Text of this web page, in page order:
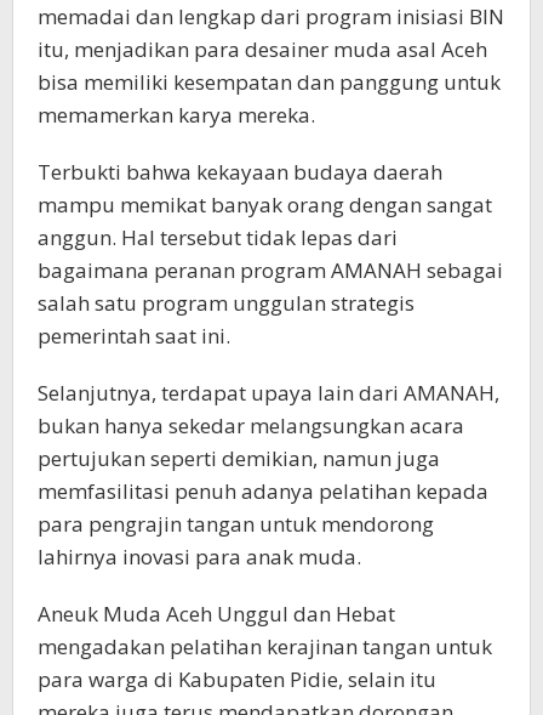
memadai dan lengkap dari program inisiasi BIN
itu, menjadikan para desainer muda asal Aceh
bisa memiliki kesempatan dan panggung untuk
memamerkan karya mereka.
Terbukti bahwa kekayaan budaya daerah
mampu memikat banyak orang dengan sangat
anggun. Hal tersebut tidak lepas dari
bagaimana peranan program AMANAH sebagai
salah satu program unggulan strategis
pemerintah saat ini.
Selanjutnya, terdapat upaya lain dari AMANAH,
bukan hanya sekedar melangsungkan acara
pertujukan seperti demikian, namun juga
memfasilitasi penuh adanya pelatihan kepada
para pengrajin tangan untuk mendorong
lahirnya inovasi para anak muda.
Aneuk Muda Aceh Unggul dan Hebat
mengadakan pelatihan kerajinan tangan untuk
para warga di Kabupaten Pidie, selain itu